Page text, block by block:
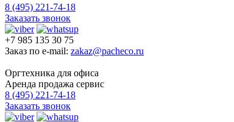
8 (495) 221-74-18
Заказать звонок
+7 985 135 30 75
Заказ по e-mail: zakaz@pacheco.ru
Оргтехника для офиса
Аренда продажа сервис
8 (495) 221-74-18
Заказать звонок